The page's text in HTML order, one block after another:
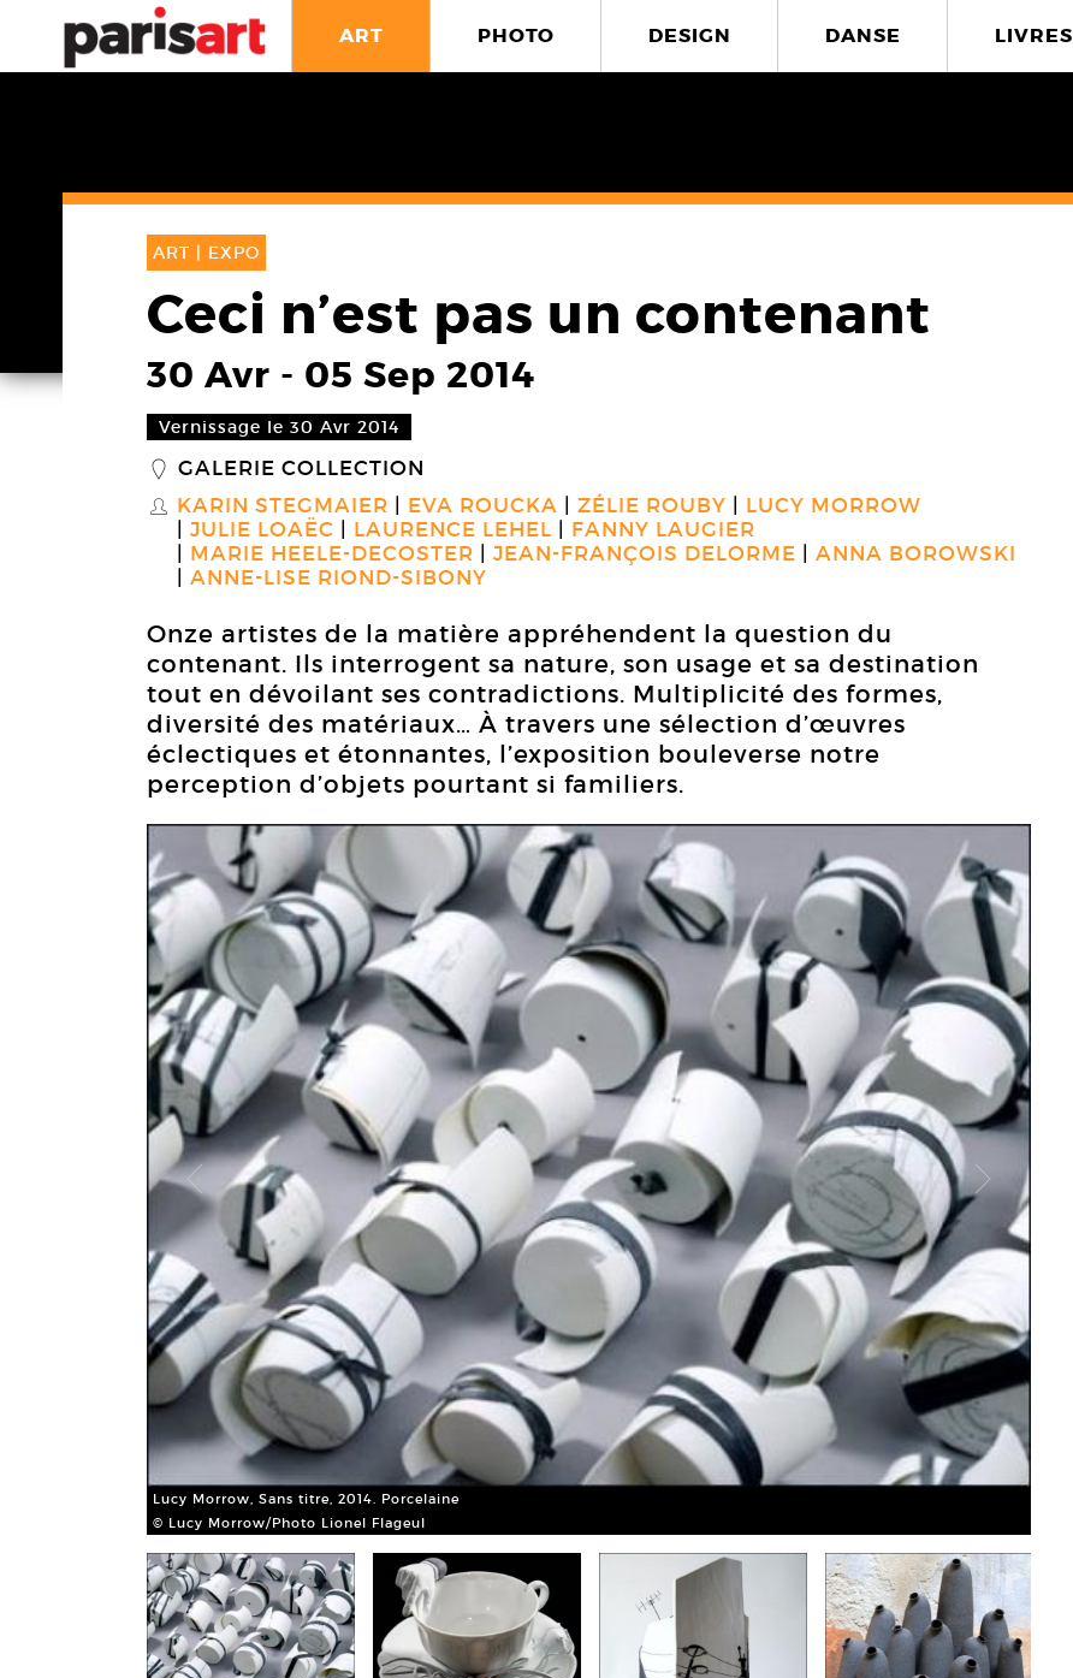
ART PHOTO DESIGN DANSE LIVRES
ART | EXPO
Ceci n’est pas un contenant
30 Avr - 05 Sep 2014
Vernissage le 30 Avr 2014
_ GALERIE COLLECTION
S KARIN STEGMAIER EVA ROUCKA ZÉLIE ROUBY
LUCY MORROW
JULIE LOAËC
LAURENCE LEHEL
FANNY LAUGIER
MARIE HEELE-DECOSTER
JEAN-FRANÇOIS DELORME
ANNA BOROWSKI
ANNE-LISE RIOND-SIBONY
Onze artistes de la matière appréhendent la question du
contenant. Ils interrogent sa nature, son usage et sa destination
tout en dévoilant ses contradictions. Multiplicité des formes,
diversité des matériaux… À travers une sélection d’œuvres
éclectiques et étonnantes, l’exposition bouleverse notre
perception d’objets pourtant si familiers.
Lucy Morrow, Sans titre, 2014. Porcelaine
© Lucy Morrow/Photo Lionel Flageul